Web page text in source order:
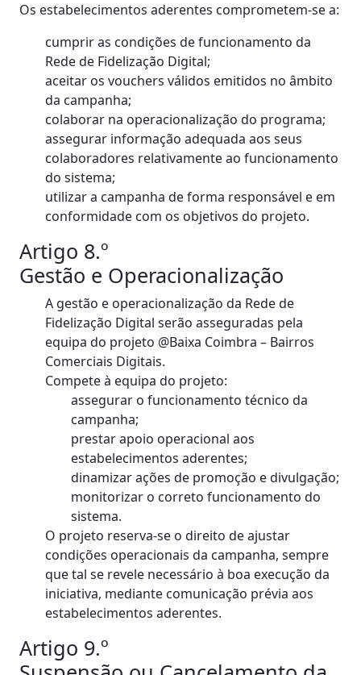
Os estabelecimentos aderentes comprometem-se a:
cumprir as condições de funcionamento da
Rede de Fidelização Digital;
aceitar os vouchers válidos emitidos no âmbito
da campanha;
colaborar na operacionalização do programa;
assegurar informação adequada aos seus
colaboradores relativamente ao funcionamento
do sistema;
utilizar a campanha de forma responsável e em
conformidade com os objetivos do projeto.
Artigo 8.º
Gestão e Operacionalização
A gestão e operacionalização da Rede de
Fidelização Digital serão asseguradas pela
equipa do projeto @Baixa Coimbra – Bairros
Comerciais Digitais.
Compete à equipa do projeto:
assegurar o funcionamento técnico da
campanha;
prestar apoio operacional aos
estabelecimentos aderentes;
dinamizar ações de promoção e divulgação;
monitorizar o correto funcionamento do
sistema.
O projeto reserva-se o direito de ajustar
condições operacionais da campanha, sempre
que tal se revele necessário à boa execução da
iniciativa, mediante comunicação prévia aos
estabelecimentos aderentes.
Artigo 9.º